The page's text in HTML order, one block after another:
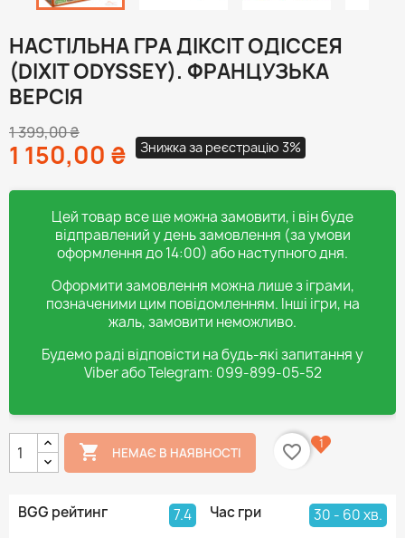
НАСТІЛЬНА ГРА ДІКСІТ ОДІССЕЯ
(DIXIT ODYSSEY). ФРАНЦУЗЬКА
ВЕРСІЯ
1 399,00 ₴
1 150,00 ₴ Знижка за реєстрацію 3%
Цей товар все ще можна замовити, і він буде
відправлений у день замовлення (за умови
оформлення до 14:00) або наступного дня.
Оформити замовлення можна лише з іграми,
позначеними цим повідомленням. Інші ігри, на
жаль, замовити неможливо.
Будемо раді відповісти на будь-які запитання у
Viber або Telegram: 099-899-05-52
 НЕМАЄ В НАЯВНОСТІ favorite_border 1
BGG рейтинг 7.4 Час гри 30 - 60 хв.